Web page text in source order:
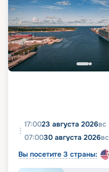
17:0023 августа 2026вс
07:0030 августа 2026вс
Вы посетите 3 страны: